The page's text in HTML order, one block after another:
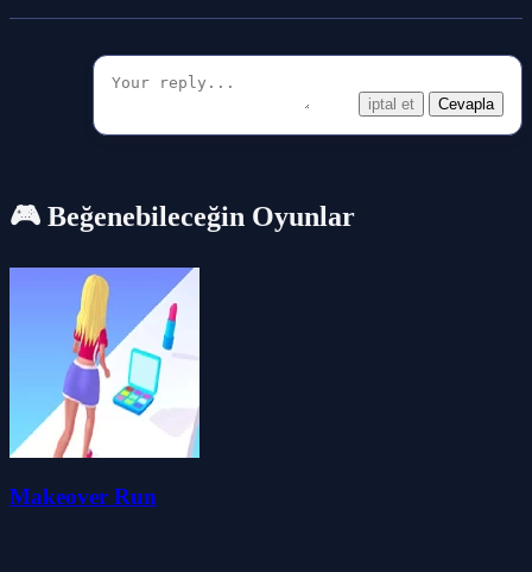
iptal et Cevapla
🎮 Beğenebileceğin Oyunlar
Makeover Run